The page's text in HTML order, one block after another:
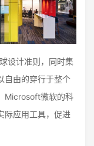
设计准则，同时集
自由的穿行于整个
Microsoft微软的科
际应用工具，促进